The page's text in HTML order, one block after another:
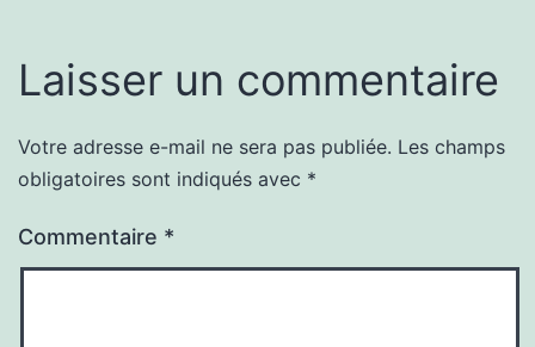
Laisser un commentaire
Votre adresse e-mail ne sera pas publiée. Les champs
obligatoires sont indiqués avec *
Commentaire *